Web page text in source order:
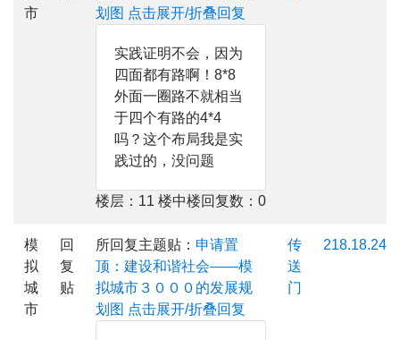
市
划图 点击展开/折叠回复
实践证明不会，因为
四面都有路啊！8*8
外面一圈路不就相当
于四个有路的4*4
吗？这个布局我是实
践过的，没问题
楼层：11 楼中楼回复数：0
模
拟
城
市
回
复
贴
所回复主题贴： 申请置
顶：建设和谐社会——模
拟城市３０００的发展规
划图 点击展开/折叠回复
传
送
门